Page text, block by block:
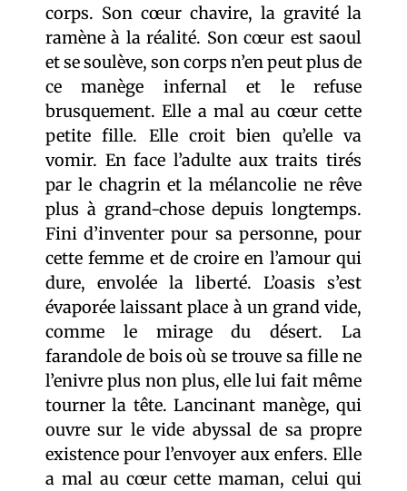
corps. Son cœur chavire, la gravité la
ramène à la réalité. Son cœur est saoul
et se soulève, son corps n’en peut plus de
ce manège infernal et le refuse
brusquement. Elle a mal au cœur cette
petite fille. Elle croit bien qu’elle va
vomir. En face l’adulte aux traits tirés
par le chagrin et la mélancolie ne rêve
plus à grand-chose depuis longtemps.
Fini d’inventer pour sa personne, pour
cette femme et de croire en l’amour qui
dure, envolée la liberté. L’oasis s’est
évaporée laissant place à un grand vide,
comme le mirage du désert. La
farandole de bois où se trouve sa fille ne
l’enivre plus non plus, elle lui fait même
tourner la tête. Lancinant manège, qui
ouvre sur le vide abyssal de sa propre
existence pour l’envoyer aux enfers. Elle
a mal au cœur cette maman, celui qui